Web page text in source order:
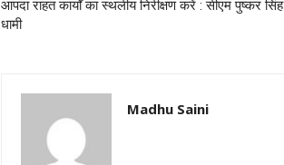
आपदा राहत कार्यों का स्थलीय निरीक्षण करें : सीएम पुष्कर सिंह
धामी
Madhu Saini